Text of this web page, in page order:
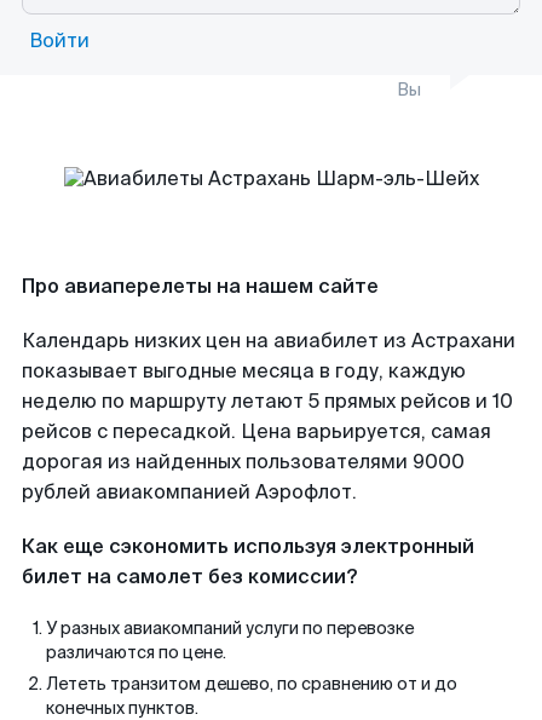
Войти
Вы
Про авиаперелеты на нашем сайте
Календарь низких цен на авиабилет из Астрахани
показывает выгодные месяца в году, каждую
неделю по маршруту летают 5 прямых рейсов и 10
рейсов с пересадкой. Цена варьируется, самая
дорогая из найденных пользователями 9000
рублей авиакомпанией Аэрофлот.
Как еще сэкономить используя электронный
билет на самолет без комиссии?
У разных авиакомпаний услуги по перевозке
различаются по цене.
Лететь транзитом дешево, по сравнению от и до
конечных пунктов.